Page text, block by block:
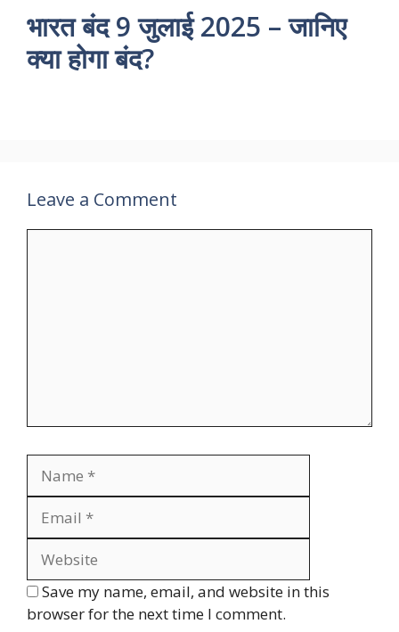
भारत बंद 9 जुलाई 2025 – जानिए
क्या होगा बंद?
Leave a Comment
Save my name, email, and website in this
browser for the next time I comment.